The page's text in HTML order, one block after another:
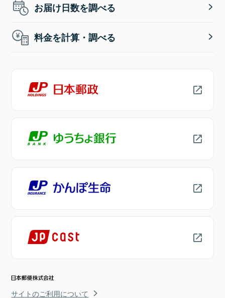
お届け日数を調べる
料金を計算・調べる
サイトのご利用について